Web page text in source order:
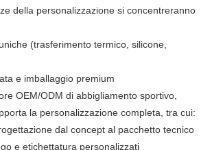
della personalizzazione si concentreranno
(trasferimento termico, silicone,
e imballaggio premium
OEM/ODM di abbigliamento sportivo,
la personalizzazione completa, tra cui:
dal concept al pacchetto tecnico
e etichettatura personalizzati